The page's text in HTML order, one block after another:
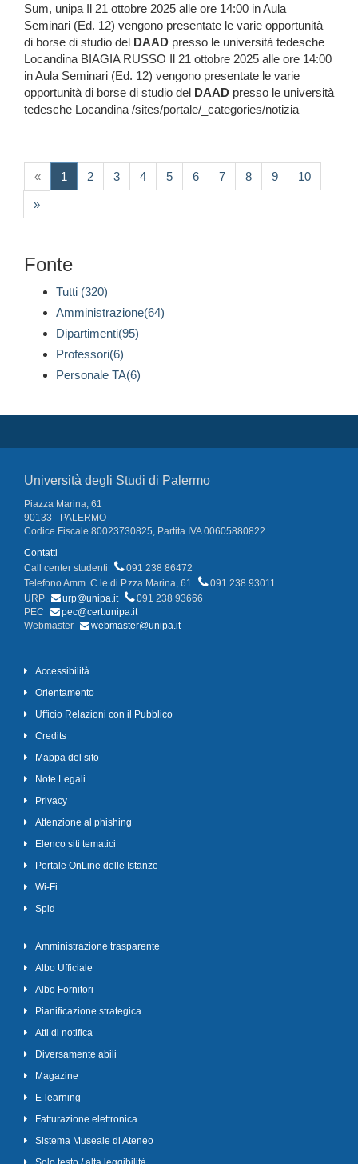
Sum, unipa Il 21 ottobre 2025 alle ore 14:00 in Aula
Seminari (Ed. 12) vengono presentate le varie opportunità
di borse di studio del DAAD presso le università tedesche
Locandina BIAGIA RUSSO Il 21 ottobre 2025 alle ore 14:00
in Aula Seminari (Ed. 12) vengono presentate le varie
opportunità di borse di studio del DAAD presso le università
tedesche Locandina /sites/portale/_categories/notizia
« 1 (current)
2 3 4 5 6 7 8 9 10
»
Fonte
Tutti (320)
Amministrazione(64)
Dipartimenti(95)
Professori(6)
Personale TA(6)
Università degli Studi di Palermo
Piazza Marina, 61
90133 - PALERMO
Codice Fiscale 80023730825, Partita IVA 00605880822
Contatti
Call center studenti
091 238 86472
Telefono Amm. C.le di P.zza Marina, 61
091 238 93011
URP
urp@unipa.it
091 238 93666
PEC
pec@cert.unipa.it
Webmaster
webmaster@unipa.it
Accessibilità
Orientamento
Ufficio Relazioni con il Pubblico
Credits
Mappa del sito
Note Legali
Privacy
Attenzione al phishing
Elenco siti tematici
Portale OnLine delle Istanze
Wi-Fi
Spid
Amministrazione trasparente
Albo Ufficiale
Albo Fornitori
Pianificazione strategica
Atti di notifica
Diversamente abili
Magazine
E-learning
Fatturazione elettronica
Sistema Museale di Ateneo